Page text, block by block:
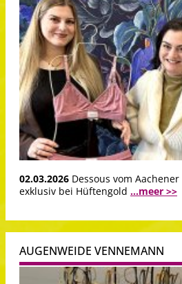
02.03.2026 Dessous vom
exklusiv bei Hüftengold ...meer >>
AUGENWEIDE VENNEMANN